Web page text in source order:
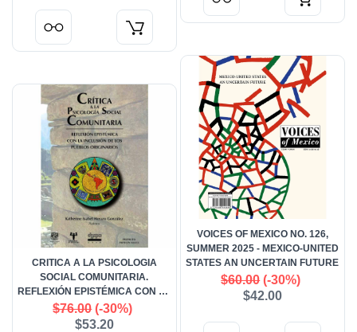
VOICES OF MEXICO NO. 126,
SUMMER 2025 - MEXICO-UNITED
STATES AN UNCERTAIN FUTURE
$60.00(-30%)
$42.00
CRITICA A LA PSICOLOGIA
SOCIAL COMUNITARIA.
REFLEXIÓN EPISTÉMICA CON LA
INCLUSIÓN DE LOS PUEBLOS
ORIGINARIOS
$76.00(-30%)
$53.20